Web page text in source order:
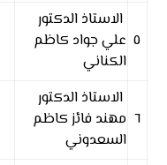
٥
الاستاذ الدكتور
علي جواد كاظم
الكناني
٦
الاستاذ الدكتور
مهند فائز كاظم
السعدوني